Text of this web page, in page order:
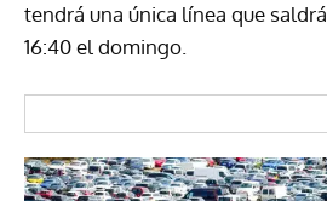
tendrá una única línea que
16:40 el domingo.